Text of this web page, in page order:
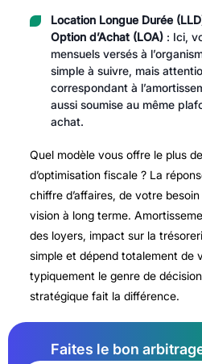
Location Longue Durée
Option d’Achat (LOA): Ici,
mensuels versés à
simple à suivre, mais
correspondant à
aussi soumise au même
achat.
Quel modèle vous offre le plus
d’optimisation fiscale ? La
chiffre d’affaires, de votre
vision à long terme.
des loyers, impact sur la
simple et dépend totalement de
typiquement le genre de
stratégique fait la différence.
Faites le bon